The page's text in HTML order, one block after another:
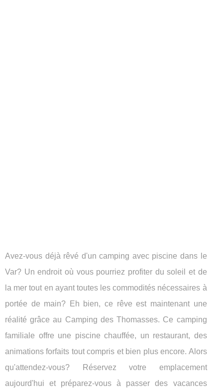
Avez-vous déjà rêvé d'un camping avec piscine dans le
Var? Un endroit où vous pourriez profiter du soleil et de
la mer tout en ayant toutes les commodités nécessaires à
portée de main? Eh bien, ce rêve est maintenant une
réalité grâce au Camping des Thomasses. Ce camping
familiale offre une piscine chauffée, un restaurant, des
animations forfaits tout compris et bien plus encore. Alors
qu'attendez-vous? Réservez votre emplacement
aujourd'hui et préparez-vous à passer des vacances